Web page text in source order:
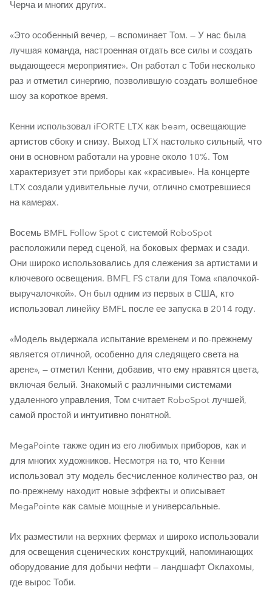
Черча и многих других.
«Это особенный вечер, — вспоминает Том. — У нас была
лучшая команда, настроенная отдать все силы и создать
выдающееся мероприятие». Он работал с Тоби несколько
раз и отметил синергию, позволившую создать волшебное
шоу за короткое время.
Кенни использовал iFORTE LTX как beam, освещающие
артистов сбоку и снизу. Выход LTX настолько сильный, что
они в основном работали на уровне около 10%. Том
характеризует эти приборы как «красивые». На концерте
LTX создали удивительные лучи, отлично смотревшиеся
на камерах.
Восемь BMFL Follow Spot с системой RoboSpot
расположили перед сценой, на боковых фермах и сзади.
Они широко использовались для слежения за артистами и
ключевого освещения. BMFL FS стали для Тома «палочкой-
выручалочкой». Он был одним из первых в США, кто
использовал линейку BMFL после ее запуска в 2014 году.
«Модель выдержала испытание временем и по-прежнему
является отличной, особенно для следящего света на
арене», — отметил Кенни, добавив, что ему нравятся цвета,
включая белый. Знакомый с различными системами
удаленного управления, Том считает RoboSpot лучшей,
самой простой и интуитивно понятной.
MegaPointe также один из его любимых приборов, как и
для многих художников. Несмотря на то, что Кенни
использовал эту модель бесчисленное количество раз, он
по-прежнему находит новые эффекты и описывает
MegaPointe как самые мощные и универсальные.
Их разместили на верхних фермах и широко использовали
для освещения сценических конструкций, напоминающих
оборудование для добычи нефти — ландшафт Оклахомы,
где вырос Тоби.